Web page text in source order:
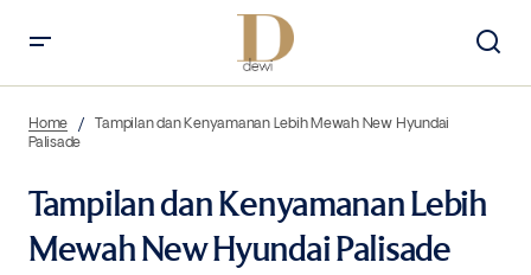
Home
Tampilan dan Kenyamanan Lebih Mewah New Hyundai
Palisade
Tampilan dan Kenyamanan Lebih
Mewah New Hyundai Palisade